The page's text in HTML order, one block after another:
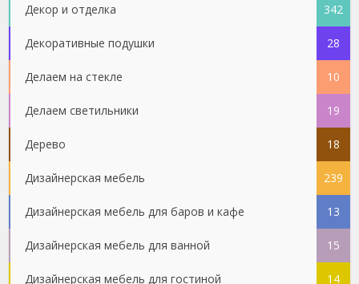
Декор и отделка 342
Декоративные подушки 28
Делаем на стекле 10
Делаем светильники 19
Дерево 18
Дизайнерская мебель 239
Дизайнерская мебель для баров и кафе 13
Дизайнерская мебель для ванной 15
Дизайнерская мебель для гостиной 14